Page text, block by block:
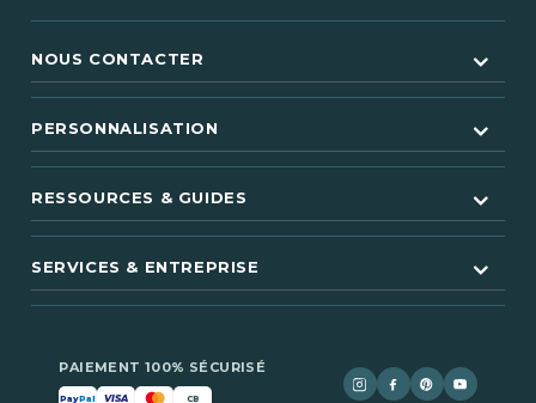
NOUS CONTACTER
PERSONNALISATION
RESSOURCES & GUIDES
SERVICES & ENTREPRISE
PAIEMENT 100% SÉCURISÉ
PayPal VISA CB